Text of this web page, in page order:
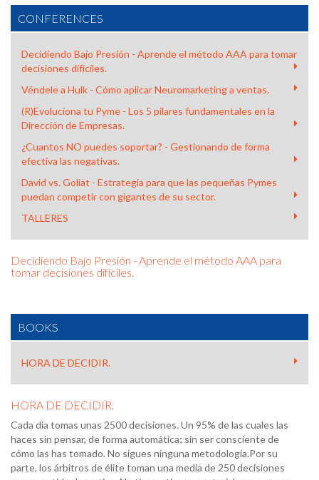
CONFERENCES
Decidiendo Bajo Presión - Aprende el método AAA para tomar
decisiones difíciles.
Véndele a Hulk - Cómo aplicar Neuromarketing a ventas.
(R)Evoluciona tu Pyme - Los 5 pilares fundamentales en la
Dirección de Empresas.
¿Cuantos NO puedes soportar? - Gestionando de forma
efectiva las negativas.
David vs. Goliat - Estrategia para que las pequeñas Pymes
puedan competir con gigantes de su sector.
TALLERES
Decidiendo Bajo Presión - Aprende el método AAA para
tomar decisiones difíciles.
BOOKS
HORA DE DECIDIR.
HORA DE DECIDIR.
Cada día tomas unas 2500 decisiones. Un 95% de las cuales las
haces sin pensar, de forma automática; sin ser consciente de
cómo las has tomado. No sigues ninguna metodología.Por su
parte, los árbitros de élite toman una media de 250 decisiones